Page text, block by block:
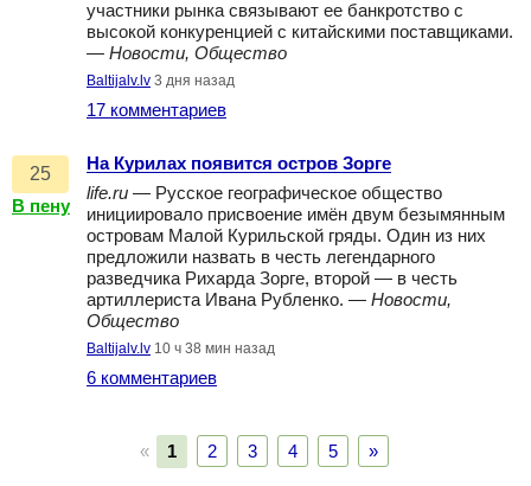
участники рынка связывают ее банкротство с
высокой конкуренцией с китайскими поставщиками.
— Новости, Общество
Baltijalv.lv 3 дня назад
17 комментариев
25
В пену
На Курилах появится остров Зорге
life.ru — Русское географическое общество
инициировало присвоение имён двум безымянным
островам Малой Курильской гряды. Один из них
предложили назвать в честь легендарного
разведчика Рихарда Зорге, второй — в честь
артиллериста Ивана Рубленко. — Новости,
Общество
Baltijalv.lv 10 ч 38 мин назад
6 комментариев
« 1 2 3 4 5 »